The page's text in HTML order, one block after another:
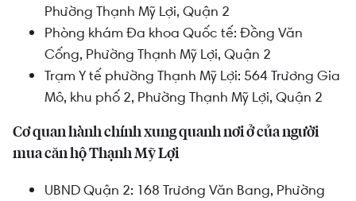
Phường Thạnh Mỹ Lợi, Quận 2
Phòng khám Đa khoa Quốc tế: Đồng Văn
Cống, Phường Thạnh Mỹ Lợi, Quận 2
Trạm Y tế phường Thạnh Mỹ Lợi: 564 Trương Gia
Mô, khu phố 2, Phường Thạnh Mỹ Lợi, Quận 2
Cơ quan hành chính xung quanh nơi ở của người
mua căn hộ Thạnh Mỹ Lợi
UBND Quận 2: 168 Trương Văn Bang, Phường